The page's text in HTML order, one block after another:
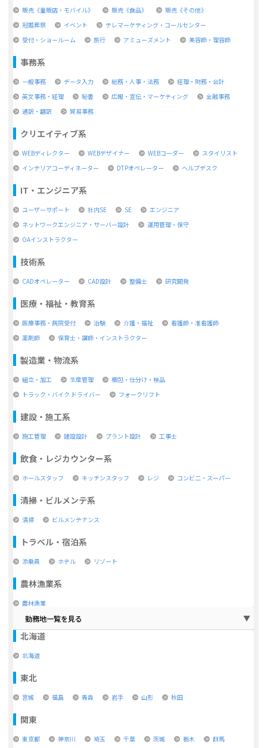
販売《量販店・モバイル》
販売《食品》
販売《その他》
冠婚葬祭
イベント
テレマーケティング・コールセンター
受付・ショールーム
旅行 アミューズメント 美容師・理容師
事務系
一般事務 データ入力 総務・人事・法務
経理・財務・会計
英文事務・経理
秘書 広報・宣伝・マーケティング
金融事務
通訳・翻訳
貿易事務
クリエイティブ系
WEBディレクター WEBデザイナー WEBコーダー
スタイリスト
インテリアコーディネーター
DTPオペレーター ヘルプデスク
IT・エンジニア系
ユーザーサポート 社内SE SE
エンジニア
ネットワークエンジニア・サーバー設計
運用管理・保守
OAインストラクター
技術系
CADオペレーター CAD設計 整備士 研究開発
医療・福祉・教育系
医療事務・病院受付 治験 介護・福祉
看護師・准看護師
薬剤師
保育士・講師・インストラクター
製造業・物流系
組立・加工 生産管理
梱包・仕分け・検品
トラック・バイク ドライバー
フォークリフト
建設・施工系
施工管理 建設設計 プラント設計 工事士
飲食・レジカウンター系
ホールスタッフ キッチンスタッフ レジ コンビ二・スーパー
清掃・ビルメンテ系
清掃 ビルメンテナンス
トラベル・宿泊系
添乗員 ホテル リゾート
農林漁業系
農林漁業
勤務地一覧を見る
北海道
北海道
東北
宮城 福島 青森 岩手 山形 秋田
関東
東京都 神奈川 埼玉 千葉 茨城 栃木 群馬